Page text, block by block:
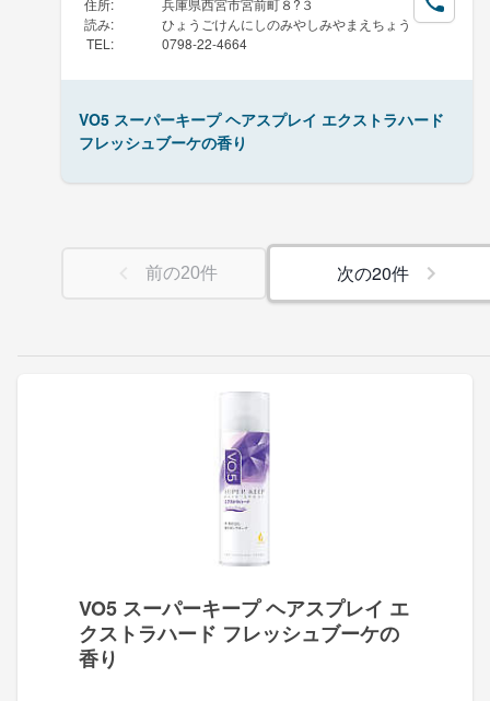
VO5 スーパーキープ ヘアスプレイ エ
クストラハード フレッシュブーケの
香り
読み:
ひょうごけんにしのみやしみやまえちょう
TEL : 0798-22-4664
VO5 スーパーキープ ヘアスプレイ エクストラハード
フレッシュブーケの香り
前の20件 次の20件